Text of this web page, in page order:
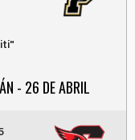
- 26 DE ABRIL